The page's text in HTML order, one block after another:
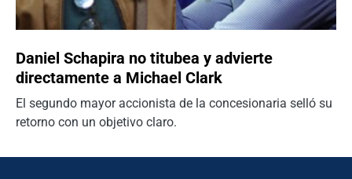
Daniel Schapira no titubea y advierte
directamente a Michael Clark
El segundo mayor accionista de la concesionaria selló su
retorno con un objetivo claro.